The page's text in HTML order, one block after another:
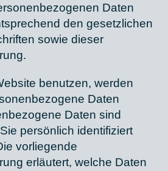
Daten
den gesetzlichen
sowie dieser
benutzen, werden
Daten
Daten sind
persönlich identifiziert
vorliegende
erläutert, welche Daten